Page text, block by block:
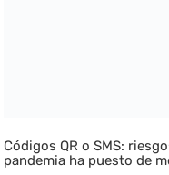
Códigos QR o SMS:
pandemia ha puesto de